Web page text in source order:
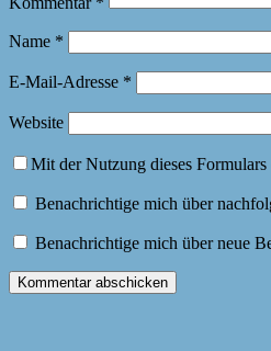
Name *
E-Mail-Adresse *
Website
Mit der Nutzung dieses
Benachrichtige mich über
Benachrichtige mich über neue